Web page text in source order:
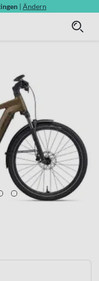
| Ändern